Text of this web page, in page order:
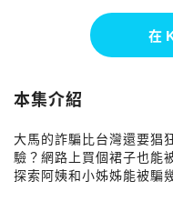
在
本集介紹
大馬的詐騙比台灣還要猖
驗？網路上買個裙子也能
探索阿姨和小姊姊能被騙